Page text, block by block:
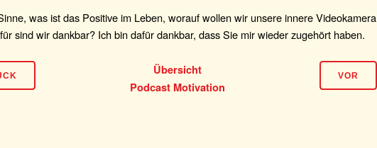
was ist das Positive im Leben, worauf wollen wir unsere innere Videokamera
sind wir dankbar? Ich bin dafür dankbar, dass Sie mir wieder zugehört haben.
Übersicht
Podcast Motivation
VOR